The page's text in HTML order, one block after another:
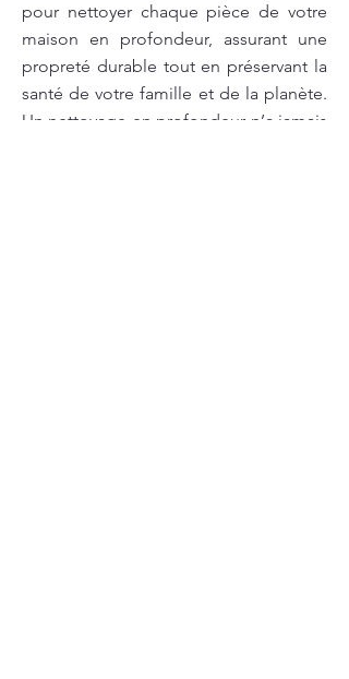
pour nettoyer chaque pièce de votre
maison en profondeur, assurant une
propreté durable tout en préservant la
santé de votre famille et de la planète.
Un nettoyage en profondeur n’a jamais